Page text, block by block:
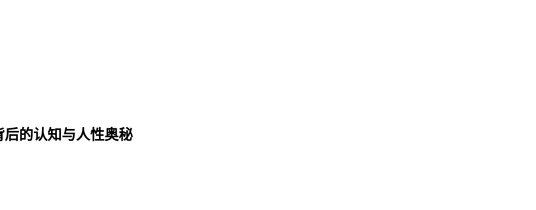
后的认知与人性奥秘